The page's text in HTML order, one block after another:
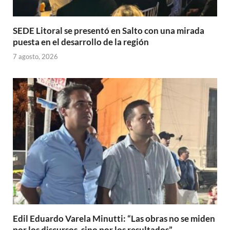
SEDE Litoral se presentó en Salto con una mirada
puesta en el desarrollo de la región
7 agosto, 2026
Edil Eduardo Varela Minutti: “Las obras no se miden